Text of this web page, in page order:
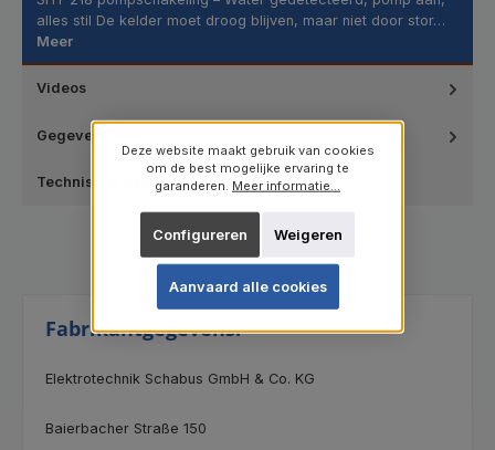
alles stil De kelder moet droog blijven, maar niet door stor…
Meer
Videos
Gegevensblad
Technische gegevens
Fabrikantgegevens:
Elektrotechnik Schabus GmbH & Co. KG
Baierbacher Straße 150
Deze website maakt gebruik van cookies
om de best mogelijke ervaring te
garanderen. Meer informatie...
Weigeren
Configureren
Aanvaard alle cookies